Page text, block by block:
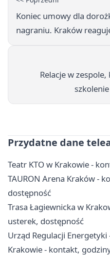
Koniec umowy dla
nagraniu. Kraków
Relacje w
Przydatne dane
Teatr KTO w Krakowie -
TAURON Arena Kraków -
dostępność
Trasa Łagiewnicka w
usterek, dostępność
Urząd Regulacji Energetyki
Krakowie - kontakt,